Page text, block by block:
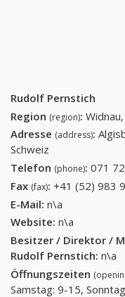
Rudolf Pernstich
Region (region):
Adresse (address):
Schweiz
Telefon (phone): 071
Fax (fax): +41 (52) 983
E-Mail: n\a
Website: n\a
Besitzer / Direktor /
Rudolf Pernstich: n\a
Öffnungszeiten
Samstag: 9-15,